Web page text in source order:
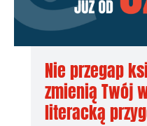
Nie przegap
zmienią Twój
literacką